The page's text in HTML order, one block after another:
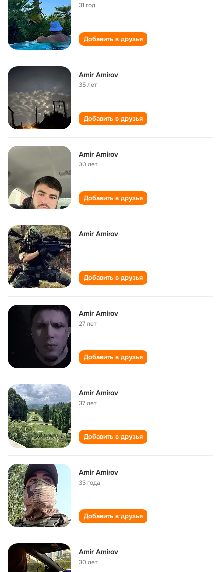
31 год
Добавить в друзья
Amir Amirov
35 лет
Добавить в друзья
Amir Amirov
30 лет
Добавить в друзья
Amir Amirov
Добавить в друзья
Amir Amirov
27 лет
Добавить в друзья
Amir Amirov
37 лет
Добавить в друзья
Amir Amirov
33 года
Добавить в друзья
Amir Amirov
30 лет